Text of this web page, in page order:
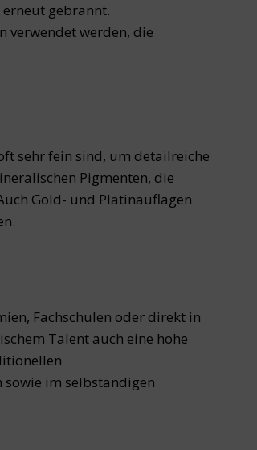
gebrannt.
verwendet werden, die
sehr fein sind, um detailreiche
Pigmenten, die
Gold- und Platinauflagen
Fachschulen oder direkt in
Talent auch eine hohe
sowie im selbständigen